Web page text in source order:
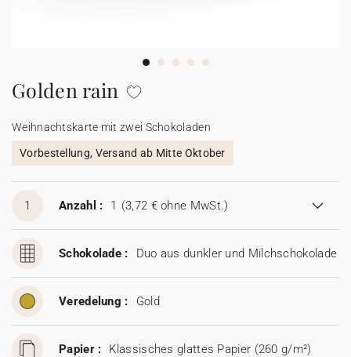
Aufkleber
Golden rain
Weihnachtskarte mit zwei Schokoladen
Vorbestellung, Versand ab Mitte Oktober
1 Anzahl : 1 (3,72 € ohne MwSt.)
Schokolade : Duo aus dunkler und Milchschokolade
Veredelung : Gold
Papier : Klassisches glattes Papier (260 g/m²)